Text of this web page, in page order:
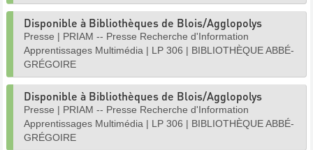
Disponible à Bibliothèques de Blois/Agglopolys
Presse | PRIAM -- Presse Recherche d'Information
Apprentissages Multimédia | LP 306 | BIBLIOTHÈQUE ABBÉ-
GRÉGOIRE
Disponible à Bibliothèques de Blois/Agglopolys
Presse | PRIAM -- Presse Recherche d'Information
Apprentissages Multimédia | LP 306 | BIBLIOTHÈQUE ABBÉ-
GRÉGOIRE